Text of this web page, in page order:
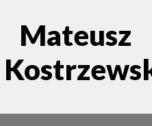
Mateusz